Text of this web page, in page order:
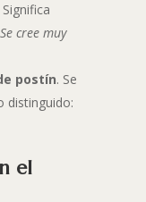
Significa
Se cree muy
postín. Se
distinguido:
el